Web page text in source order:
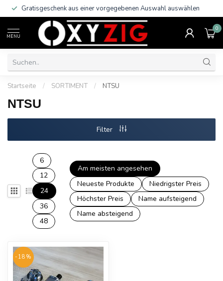
Gratisgeschenk aus einer vorgegebenen Auswahl auswählen
MENU
0
Startseite / SORTIMENT / NTSU
NTSU
Filter
6
12
24
36
48
Am meisten angesehen
Neueste Produkte
Niedrigster Preis
Höchster Preis
Name aufsteigend
Name absteigend
-18%